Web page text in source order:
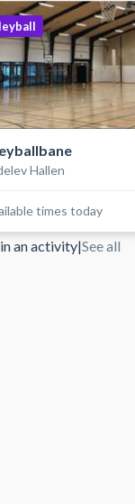
Hallen
times today
an activity|See all